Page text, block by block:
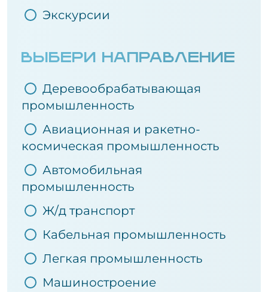
Экскурсии
ВЫБЕРИ НАПРАВЛЕНИЕ
Деревообрабатывающая
промышленность
Авиационная и ракетно-
космическая промышленность
Автомобильная
промышленность
Ж/д транспорт
Кабельная промышленность
Легкая промышленность
Машиностроение